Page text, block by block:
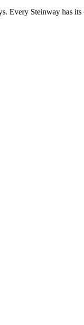
Every Steinway has